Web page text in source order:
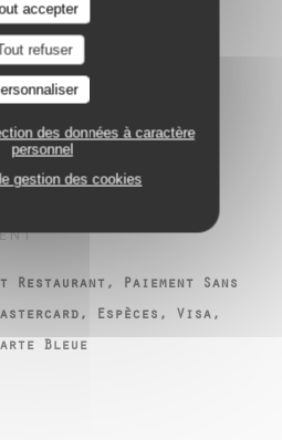
accepter
refuser
des données à caractère
personnel
gestion des cookies
– Bistrot - Terrasse
le dimanche
Restaurant, Paiement Sans
Espèces, Visa,
Bleue